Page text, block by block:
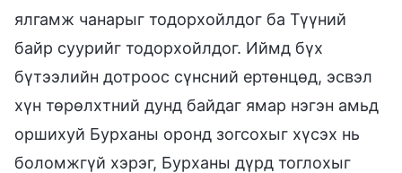
ялгамж чанарыг тодорхойлдог ба Түүний
байр суурийг тодорхойлдог. Иймд бүх
бүтээлийн дотроос сүнсний ертөнцөд, эсвэл
хүн төрөлхтний дунд байдаг ямар нэгэн амьд
оршихуй Бурханы оронд зогсохыг хүсэх нь
боломжгүй хэрэг, Бурханы дүрд тоглохыг